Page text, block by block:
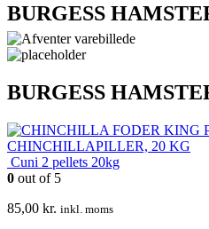
BURGESS
BURGESS
KING
CHINCHILLAPILLER, 20 KG
Cuni 2 pellets 20kg
0 out of 5
85,00 kr. inkl. moms